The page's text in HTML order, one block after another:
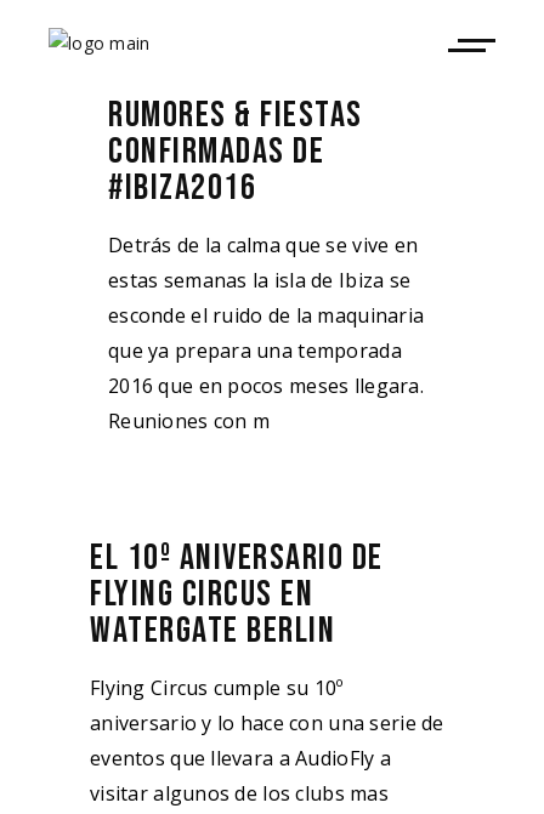
RUMORES & FIESTAS
CONFIRMADAS DE
#IBIZA2016
Detrás de la calma que se vive en
estas semanas la isla de Ibiza se
esconde el ruido de la maquinaria
que ya prepara una temporada
2016 que en pocos meses llegara.
Reuniones con m
EL 10º ANIVERSARIO DE
FLYING CIRCUS EN
WATERGATE BERLIN
Flying Circus cumple su 10º
aniversario y lo hace con una serie de
eventos que llevara a AudioFly a
visitar algunos de los clubs mas